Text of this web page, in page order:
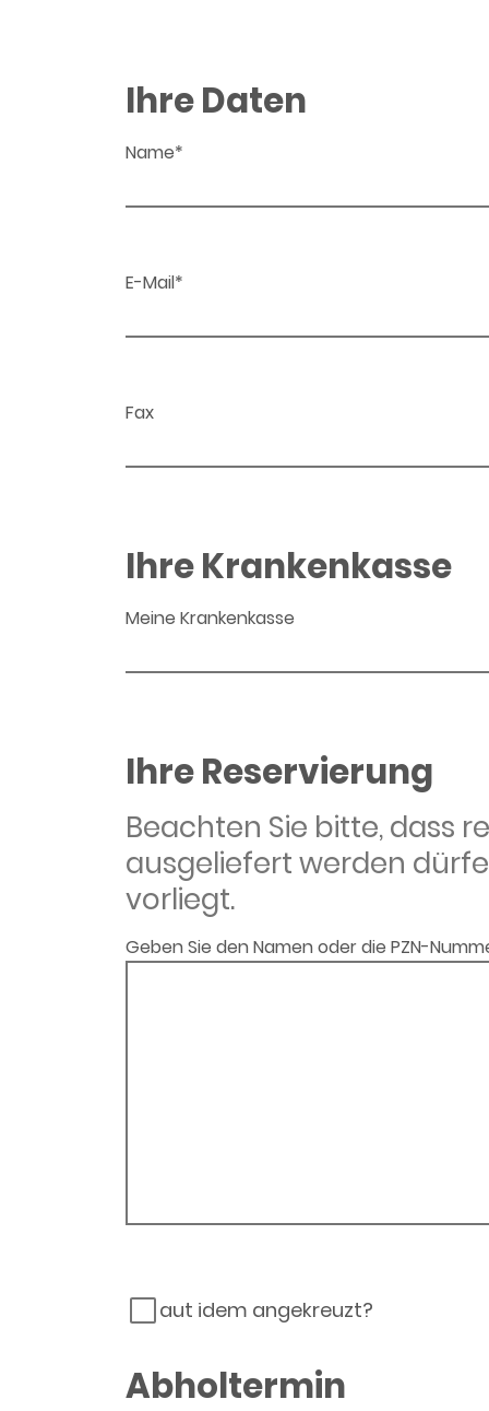
Ihre Daten
Name*
E-Mail*
Fax
Ihre Krankenkasse
Meine Krankenkasse
Ihre Reservierung
Beachten Sie bitte, dass
ausgeliefert werden
vorliegt.
Geben Sie den Namen oder die PZN-
aut idem angekreuzt?
Abholtermin